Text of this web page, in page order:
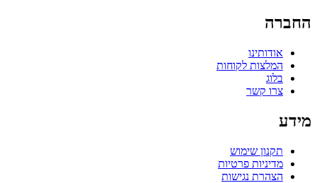
החברה
אודותינו
המלצות לקוחות
בלוג
צרו קשר
מידע
תקנון שימוש
מדיניות פרטיות
הצהרת נגישות